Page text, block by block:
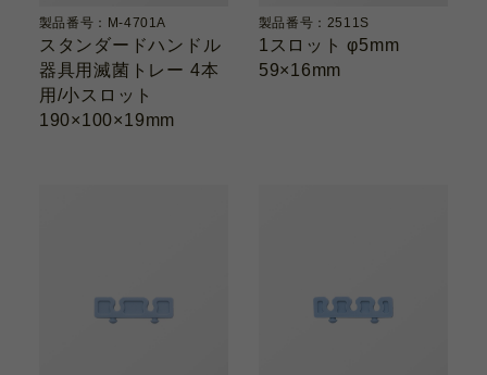
製品番号：M-4701A
スタンダードハンドル
器具用滅菌トレー 4本
用/小スロット
190×100×19mm
製品番号：2511S
1スロット φ5mm
59×16mm